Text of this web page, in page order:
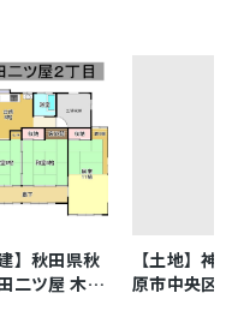
】秋田県秋
二ツ屋 木造
【土地】神
原市中央区